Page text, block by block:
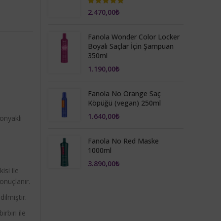
ile
ile
2.470,00₺
Fanola Wonder Color Locker
Boyalı Saçlar İçin Şampuan
350ml
1.190,00₺
Fanola No Orange Saç
Köpüğü (vegan) 250ml
1.640,00₺
Fanola No Red Maske
1000ml
3.890,00₺